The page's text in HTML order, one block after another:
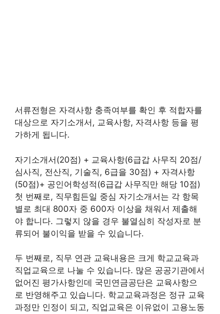
서류전형은 자격사항 충족여부를 확인 후 적합자를
대상으로 자기소개서, 교육사항, 자격사항 등을 평
가하게 됩니다.
자기소개서(20점) + 교육사항(6급갑 사무직 20점/
심사직, 전산직, 기술직, 6급을 30점) + 자격사항
(50점)+ 공인어학성적(6급갑 사무직만 해당 10점)
첫 번째로, 직무힘든일 중심 자기소개서는 각 항목
별로 최대 800자 중 600자 이상을 채워서 제출해
야 합니다. 그렇지 않을 경우 불열심히 작성자로 분
류되어 불이익을 받을 수 있습니다.
두 번째로, 직무 연관 교육내용은 크게 학교교육과
직업교육으로 나눌 수 있습니다. 많은 공공기관에서
없어진 평가사항인데 국민연금공단은 교육사항으
로 반영해주고 있습니다. 학교교육과정은 정규 교육
과정만 인정이 되고, 직업교육은 이유없이 고용노동